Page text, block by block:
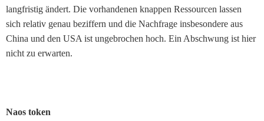
Handy
Guthaben
Sind
Sie
Suche
langfristig ändert. Die vorhandenen knappen Ressourcen lassen
sich relativ genau beziffern und die Nachfrage insbesondere aus
China und den USA ist ungebrochen hoch. Ein Abschwung ist hier
nicht zu erwarten.
Naos token